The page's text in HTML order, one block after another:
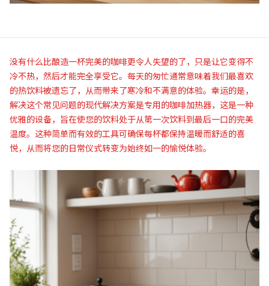
没有什么比酿造一杯完美的咖啡更令人失望的了，只是让它变得不
冷不热，然后才能完全享受它。每天的匆忙通常意味着我们最喜欢
的热饮料被遗忘了，从而带来了寒冷和不满意的体验。幸运的是，
解决这个常见问题的现代解决方案是专用的咖啡加热器，这是一种
优雅的设备，旨在使您的饮料处于从第一次饮料到最后一口的完美
温度。这种简单而有效的工具可确保每杯都保持温暖而舒适的喜
悦，从而将您的日常仪式转变为始终如一的愉悦体验。